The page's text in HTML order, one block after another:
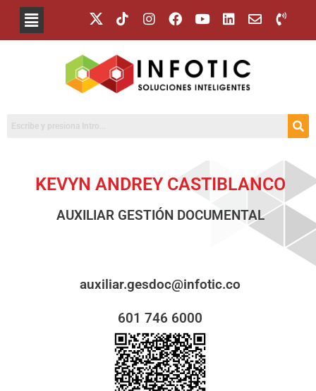
KEVYN ANDREY CASTIBLANCO
AUXILIAR GESTIÓN DOCUMENTAL
auxiliar.gesdoc@infotic.co
601 746 6000